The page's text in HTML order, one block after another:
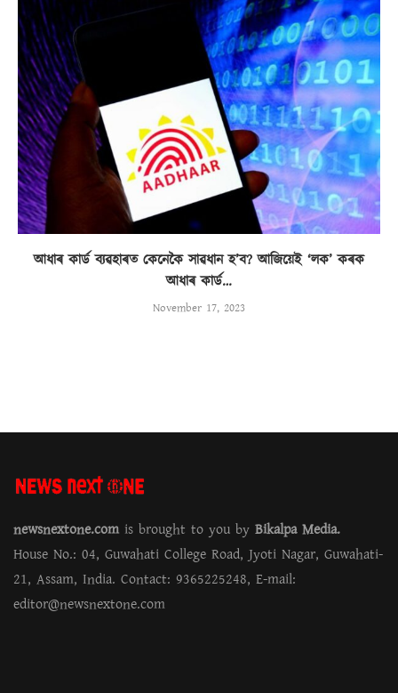
আধাৰ কাৰ্ড ব্যৱহাৰত কেনেকৈ সাৱধান হ’ব? আজিয়েই ‘লক’ কৰক
আধাৰ কাৰ্ড…
November 17, 2023
newsnextone.com is brought to you by Bikalpa Media.
House No.: 04, Guwahati College Road, Jyoti Nagar, Guwahati-
21, Assam, India. Contact: 9365225248, E-mail:
editor@newsnextone.com